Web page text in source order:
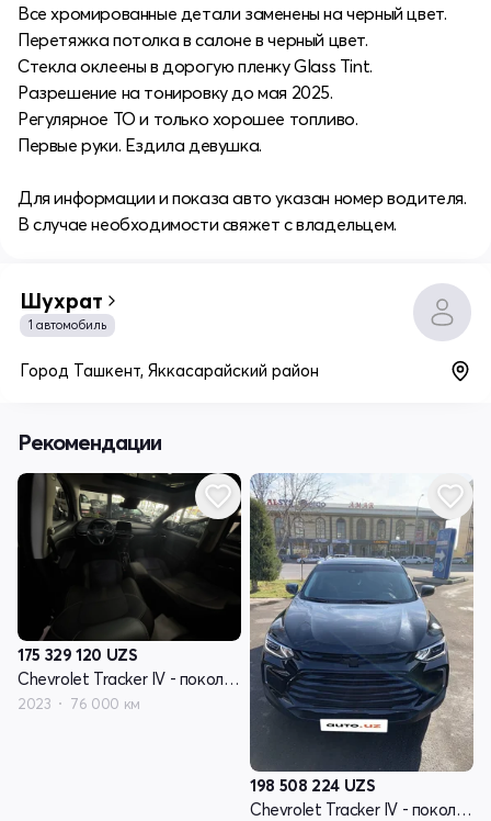
Все хромированные детали заменены на черный цвет.
Перетяжка потолка в салоне в черный цвет.
Стекла оклеены в дорогую пленку Glass Tint.
Разрешение на тонировку до мая 2025.
Регулярное ТО и только хорошее топливо.
Первые руки. Ездила девушка.
Для информации и показа авто указан номер водителя.
В случае необходимости свяжет с владельцем.
Шухрат
1 автомобиль
Город Ташкент, Яккасарайский район
Рекомендации
175 329 120 UZS
Chevrolet Tracker IV - поколение
2023 76 000 км
198 508 224 UZS
Chevrolet Tracker IV - поколение